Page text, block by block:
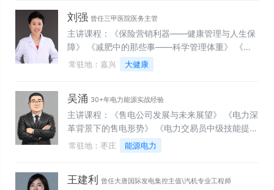
刘强 曾任三甲医院医务主管
主讲课程：《保险营销利器——健康管理与人生保
障》 《减肥中的那些事——科学管理体重》 《医
务人员如何提高医疗质量和保障医疗安全》 《医患
沟通——医疗的人情味》 《法律视角下的医疗纠纷
《医德医风医学人文——医院文化建设》
常驻地：嘉兴 大健康
吴涌 30+年电力能源实战经验
主讲课程：《售电公司发展与未来展望》 《电力深
革背景下的售电形势》 《电力交易员中级技能提升
实战》 《新型电力系统下的电力市场的转变》
《储能运行模式及电力交易落地应用》 《新能源上
常驻地：枣庄 能源电力
王建利 曾任大唐国际发电集控主值\汽机专业工程师